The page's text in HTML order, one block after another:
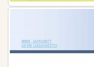
Федеральный
«Об
Общероссийский
специальностей
2.21.02.03